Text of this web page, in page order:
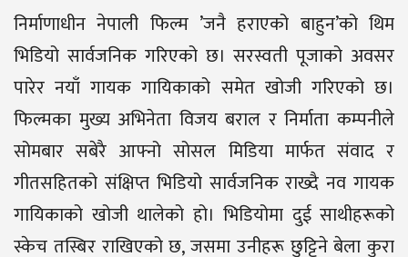
निर्माणाधीन नेपाली फिल्म ’जनै हराएको बाहुन’को थिम
भिडियो सार्वजनिक गरिएको छ। सरस्वती पूजाको अवसर
पारेर नयाँ गायक गायिकाको समेत खोजी गरिएको छ।
फिल्मका मुख्य अभिनेता विजय बराल र निर्माता कम्पनीले
सोमबार सबेरै आफ्नो सोसल मिडिया मार्फत संवाद र
गीतसहितको संक्षिप्त भिडियो सार्वजनिक राख्दै नव गायक
गायिकाको खोजी थालेको हो। भिडियोमा दुई साथीहरूको
स्केच तस्बिर राखिएको छ, जसमा उनीहरू छुट्टिने बेला कुरा